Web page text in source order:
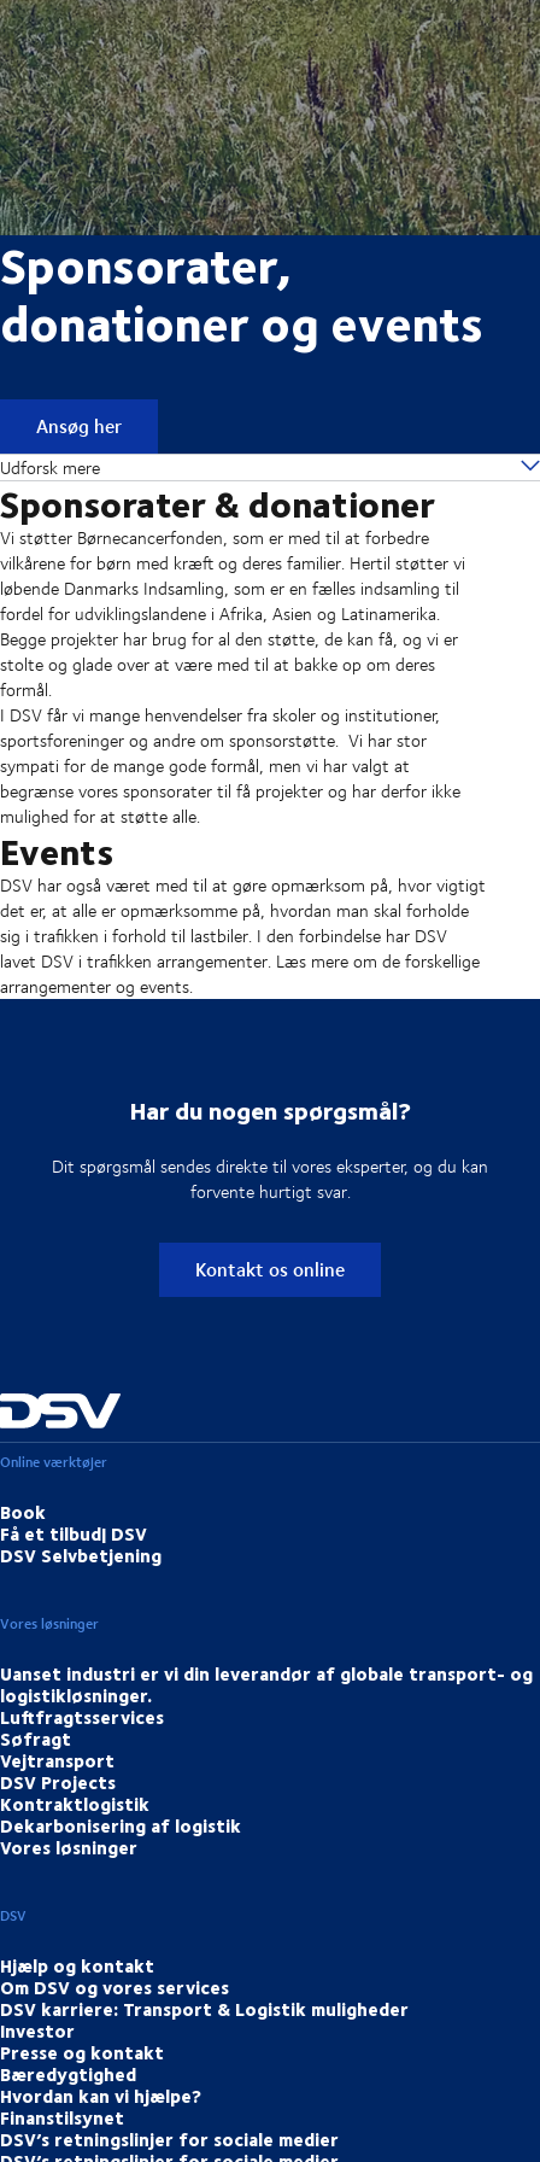
Sponsorater,
donationer og events
Ansøg her
Udforsk mere
Sponsorater & donationer
Vi støtter Børnecancerfonden, som er med til at forbedre
vilkårene for børn med kræft og deres familier. Hertil støtter vi
løbende Danmarks Indsamling, som er en fælles indsamling til
fordel for udviklingslandene i Afrika, Asien og Latinamerika.
Begge projekter har brug for al den støtte, de kan få, og vi er
stolte og glade over at være med til at bakke op om deres
formål.
I DSV får vi mange henvendelser fra skoler og institutioner,
sportsforeninger og andre om sponsorstøtte. Vi har stor
sympati for de mange gode formål, men vi har valgt at
begrænse vores sponsorater til få projekter og har derfor ikke
mulighed for at støtte alle.
Events
DSV har også været med til at gøre opmærksom på, hvor vigtigt
det er, at alle er opmærksomme på, hvordan man skal forholde
sig i trafikken i forhold til lastbiler. I den forbindelse har DSV
lavet DSV i trafikken arrangementer. Læs mere om de forskellige
arrangementer og events.
Har du nogen spørgsmål?
Dit spørgsmål sendes direkte til vores eksperter, og du kan
forvente hurtigt svar.
Kontakt os online
Online værktøjer
Book
Få et tilbud| DSV
DSV Selvbetjening
Vores løsninger
Uanset industri er vi din leverandør af globale transport- og
logistikløsninger.
Luftfragtsservices
Søfragt
Vejtransport
DSV Projects
Kontraktlogistik
Dekarbonisering af logistik
Vores løsninger
DSV
Hjælp og kontakt
Om DSV og vores services
DSV karriere: Transport & Logistik muligheder
Investor
Presse og kontakt
Bæredygtighed
Hvordan kan vi hjælpe?
Finanstilsynet
DSV’s retningslinjer for sociale medier